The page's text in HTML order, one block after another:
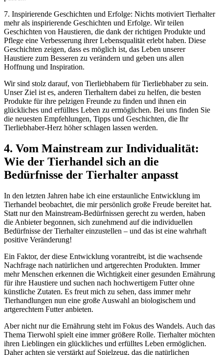
7. Inspirierende ‍Geschichten und Erfolge: ⁤Nichts motiviert ⁢Tierhalter
⁢mehr als inspirierende ​Geschichten und⁣ Erfolge. Wir teilen
⁣Geschichten ‍von Haustieren, die dank der richtigen Produkte und
Pflege⁣ eine‌ Verbesserung‍ ihrer Lebensqualität erlebt⁢ haben. Diese
Geschichten‌ zeigen, ‍dass es möglich ist, das‌ Leben unserer
Haustiere zum Besseren zu verändern und geben ⁢uns‍ allen
Hoffnung und Inspiration.
Wir sind stolz darauf, von Tierliebhabern für Tierliebhaber zu sein.
Unser Ziel ist es, anderen Tierhaltern dabei​ zu helfen, ⁤die besten
⁢Produkte für ihre pelzigen Freunde zu finden und ihnen ein
glückliches und ‌erfülltes Leben zu ermöglichen. Bei uns‌ finden ⁣Sie
die ⁢neuesten Empfehlungen,‌ Tipps und Geschichten, die Ihr
Tierliebhaber-Herz höher schlagen lassen werden.
4.‍ Vom ​Mainstream zur Individualität:
Wie der ⁢Tierhandel sich an ​die​
Bedürfnisse der ‍Tierhalter anpasst
In den letzten Jahren​ habe ich eine erstaunliche‌ Entwicklung⁢ im
Tierhandel ‍beobachtet, die ⁤mir persönlich große​ Freude ‍bereitet ⁣hat.⁣
Statt nur​ den Mainstream-Bedürfnissen gerecht ‌zu werden, ​haben
die​ Anbieter‌ begonnen, ​sich zunehmend ‍auf die individuellen
Bedürfnisse der Tierhalter einzustellen – und ⁣das ist eine ‍wahrhaft
positive Veränderung!
Ein Faktor, der diese Entwicklung vorantreibt, ist die wachsende
Nachfrage nach natürlichen und artgerechten Produkten. Immer
mehr Menschen erkennen die Wichtigkeit einer gesunden Ernährung
für ihre Haustiere⁣ und ‍suchen​ nach hochwertigem Futter ohne
künstliche⁣ Zutaten. Es freut ​mich⁤ zu ⁣sehen, dass ⁤immer mehr
Tierhandlungen ⁢nun eine große Auswahl an‌ biologischem und
artgerechtem Futter anbieten.
Aber nicht‍ nur die Ernährung steht im Fokus‍ des Wandels. Auch das
Thema ‌Tierwohl spielt ⁣eine immer größere ‌Rolle. Tierhalter möchten
ihren Lieblingen‌ ein glückliches und⁤ erfülltes Leben ermöglichen.
Daher achten⁢ sie ‍verstärkt auf Spielzeug, ⁢das die natürlichen